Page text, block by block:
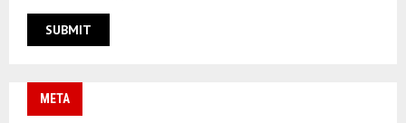
META